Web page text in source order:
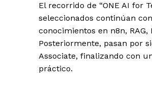
El recorrido de “ONE AI for
seleccionados continúan
conocimientos en n8n,
Posteriormente, pasan por
Associate, finalizando con
práctico.